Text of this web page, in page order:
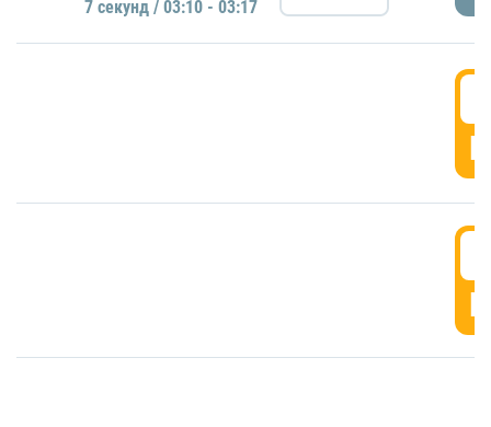
7 секунд / 03:10 - 03:17